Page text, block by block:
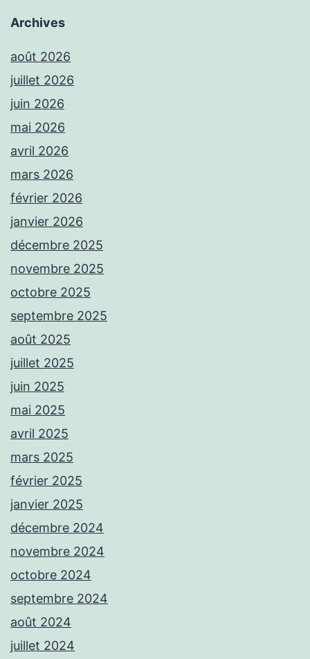
Archives
août 2026
juillet 2026
juin 2026
mai 2026
avril 2026
mars 2026
février 2026
janvier 2026
décembre 2025
novembre 2025
octobre 2025
septembre 2025
août 2025
juillet 2025
juin 2025
mai 2025
avril 2025
mars 2025
février 2025
janvier 2025
décembre 2024
novembre 2024
octobre 2024
septembre 2024
août 2024
juillet 2024